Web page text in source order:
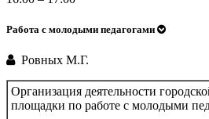
Работа с молодыми педагогами
Ровных М.Г.
Организация деятельности
площадки по работе с молодыми